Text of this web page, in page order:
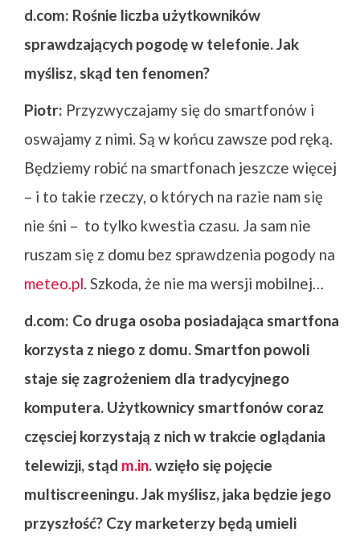
d.com: Rośnie liczba użytkowników
sprawdzających pogodę w telefonie. Jak
myślisz, skąd ten fenomen?
Piotr: Przyzwyczajamy się do smartfonów i
oswajamy z nimi. Są w końcu zawsze pod ręką.
Będziemy robić na smartfonach jeszcze więcej
– i to takie rzeczy, o których na razie nam się
nie śni – to tylko kwestia czasu. Ja sam nie
ruszam się z domu bez sprawdzenia pogody na
meteo.pl. Szkoda, że nie ma wersji mobilnej…
d.com: Co druga osoba posiadająca smartfona
korzysta z niego z domu. Smartfon powoli
staje się zagrożeniem dla tradycyjnego
komputera. Użytkownicy smartfonów coraz
częsciej korzystają z nich w trakcie oglądania
telewizji, stąd m.in. wzięło się pojęcie
multiscreeningu. Jak myślisz, jaka będzie jego
przyszłość? Czy marketerzy będą umieli